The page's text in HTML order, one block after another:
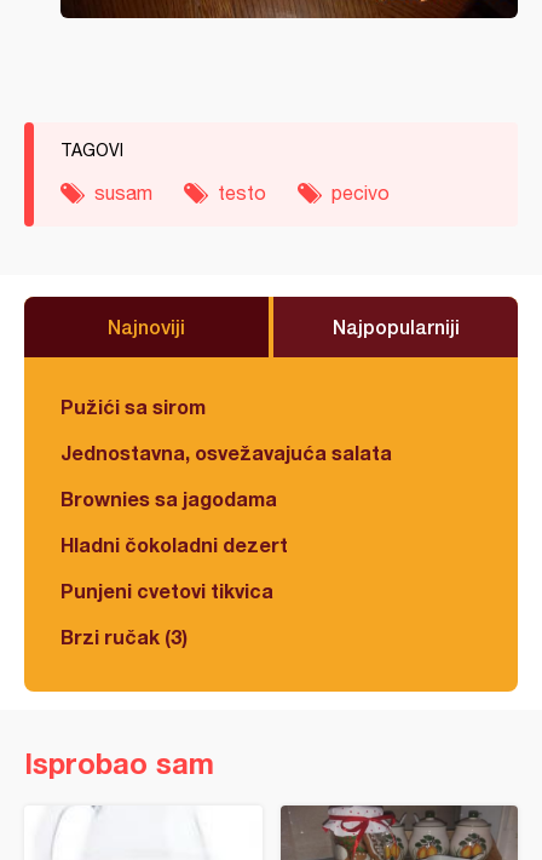
TAGOVI
susam testo pecivo
Najnoviji Najpopularniji
Pužići sa sirom
Jednostavna, osvežavajuća salata
Brownies sa jagodama
Hladni čokoladni dezert
Punjeni cvetovi tikvica
Brzi ručak (3)
Isprobao sam